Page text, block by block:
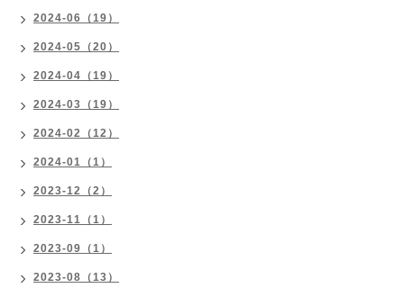
2024-06（19）
2024-05（20）
2024-04（19）
2024-03（19）
2024-02（12）
2024-01（1）
2023-12（2）
2023-11（1）
2023-09（1）
2023-08（13）